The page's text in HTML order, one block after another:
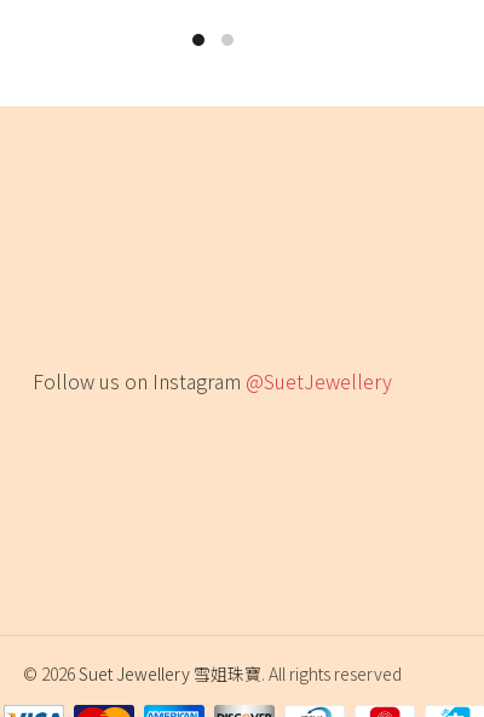
Follow us on Instagram @SuetJewellery
© 2026Suet Jewellery 雪姐珠寶. All rights reserved